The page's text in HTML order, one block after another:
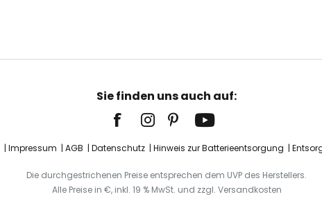
Sie finden uns auch auf:
Impressum AGB Datenschutz Hinweis zur Batterieentsorgung
Die durchgestrichenen Preise entsprechen dem UVP des Herstellers.
Alle Preise in €, inkl. 19 % MwSt. und zzgl. Versandkosten